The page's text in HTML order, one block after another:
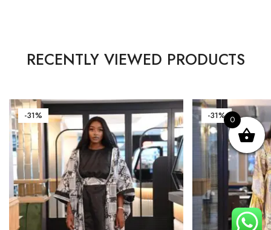
RECENTLY VIEWED PRODUCTS
-31% -31% 0